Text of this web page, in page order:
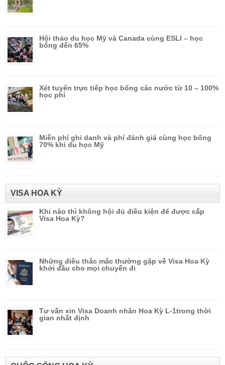
Hội thảo du học Mỹ và Canada cùng ESLI – học
bổng đến 65%
Xét tuyển trực tiếp học bổng các nước từ 10 – 100%
học phí
Miễn phí ghi danh và phí đánh giá cùng học bổng
70% khi du học Mỹ
VISA HOA KỲ
Khi nào thì không hội đủ điều kiện để được cấp
Visa Hoa Kỳ?
Những điều thắc mắc thường gặp về Visa Hoa Kỳ
khởi đầu cho mọi chuyến đi
Tư vấn xin Visa Doanh nhân Hoa Kỳ L-1trong thời
gian nhất định